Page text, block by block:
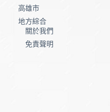
高雄市
地方綜合
關於我們
免責聲明